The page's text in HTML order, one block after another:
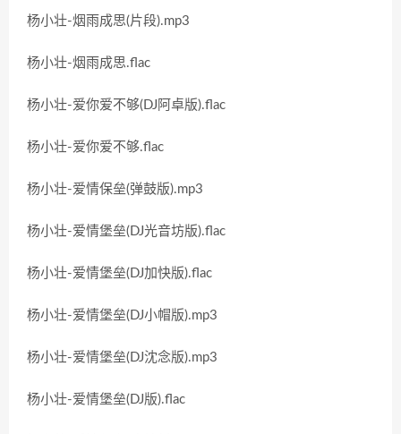
杨小壮-烟雨成思(片段).mp3
杨小壮-烟雨成思.flac
杨小壮-爱你爱不够(DJ阿卓版).flac
杨小壮-爱你爱不够.flac
杨小壮-爱情保垒(弹鼓版).mp3
杨小壮-爱情堡垒(DJ光音坊版).flac
杨小壮-爱情堡垒(DJ加快版).flac
杨小壮-爱情堡垒(DJ小帽版).mp3
杨小壮-爱情堡垒(DJ沈念版).mp3
杨小壮-爱情堡垒(DJ版).flac